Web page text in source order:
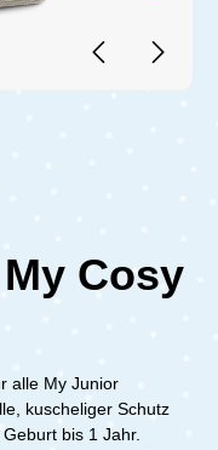
Cosy
alle My Junior
kuscheliger Schutz
bis 1 Jahr.